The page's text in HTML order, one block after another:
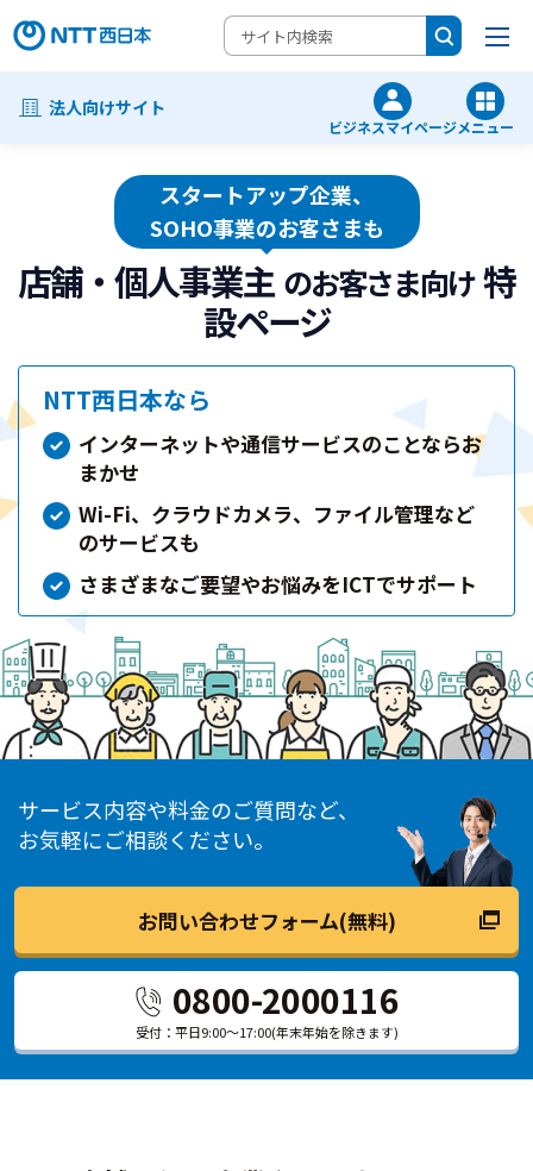
法人向けサイト
ビジネスマイページメニュー
スタートアップ企業、
SOHO事業のお客さまも
店舗・個人事業主 のお客さま向け特
設ページ
NTT西日本なら
インターネットや通信サービスのことならお
まかせ
Wi-Fi、クラウドカメラ、ファイル管理など
のサービスも
さまざまなご要望やお悩みをICTでサポート
サービス内容や料金のご質問など、
お気軽にご相談ください。
お問い合わせフォーム(無料)
0800-2000116
受付：平日9:00～17:00(年末年始を除きます)